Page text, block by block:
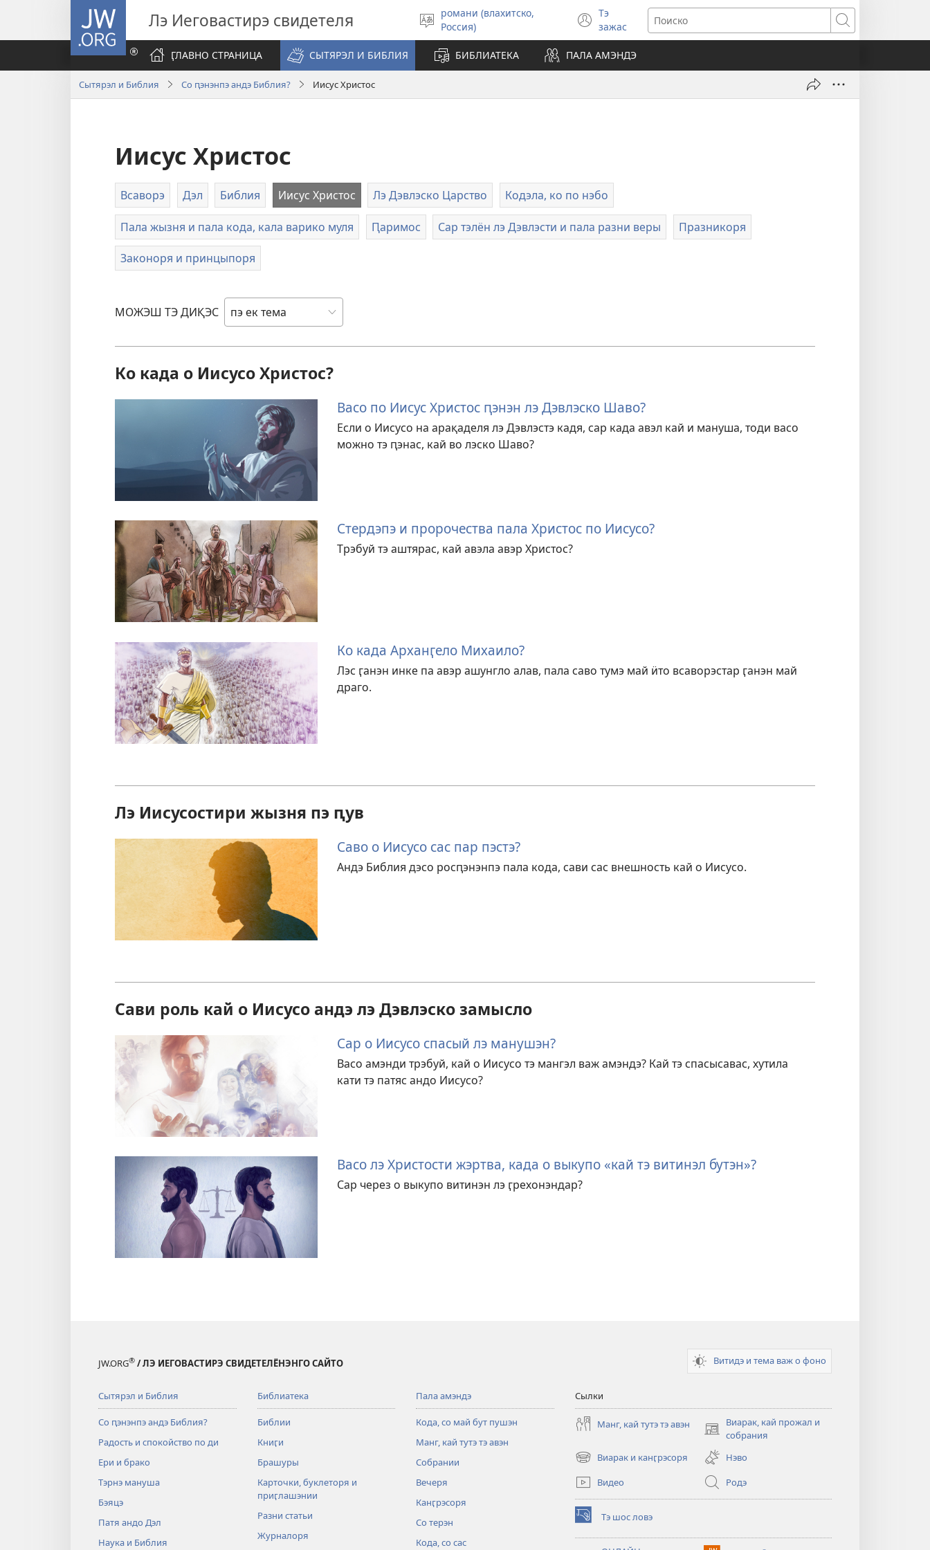
JW.ORG
Лэ Иеговастирэ свидетеля
и
шыб
романи (влахитско,
Россия)
Тэ
зажас
(открывается
в
новом
окне)
Поиско
ӶЛАВНО СТРАНИЦА СЫТЯРЭЛ И БИБЛИЯ БИБЛИАТЕКА ПАЛА АМЭНДЭ
Сытярэл и Библия Со ԥэнэнпэ андэ Библия? Иисус Христос
Иисус Христос
Всаворэ Дэл Библия Иисус Христос Лэ Дэвлэско Царство Кодэла, ко по нэбо
Пала жызня и пала кода, кала варико муля Ԥаримос Сар тэлён лэ Дэвлэсти и пала разни веры Празникоря
Законоря и принцыпоря
МОЖЭШ ТЭ ДИҚЭС
Ко када о Иисусо Христос?
Васо по Иисус Христос ԥэнэн лэ Дэвлэско Шаво?
Если о Иисусо на арақаделя лэ Дэвлэстэ кадя, сар када авэл кай и мануша, тоди васо
можно тэ ԥэнас, кай во лэско Шаво?
Стердэпэ и пророчества пала Христос по Иисусо?
Трэбуй тэ аштярас, кай авэла авэр Христос?
Ко када Арханӷело Михаило?
Лэс ӷанэн инке па авэр ашунгло алав, пала саво тумэ май ӥто всаворэстар ӷанэн май
драго.
Лэ Иисусостири жызня пэ ԥув
Саво о Иисусо сас пар пэстэ?
Андэ Библия дэсо росԥэнэнпэ пала кода, сави сас внешность кай о Иисусо.
Сави роль кай о Иисусо андэ лэ Дэвлэско замысло
Сар о Иисусо спасый лэ манушэн?
Васо амэнди трэбуй, кай о Иисусо тэ мангэл важ амэндэ? Кай тэ спасысавас, хутила
кати тэ патяс андо Иисусо?
Васо лэ Христости жэртва, када о выкупо «кай тэ витинэл бутэн»?
Сар через о выкупо витинэн лэ ӷрехонэндар?
JW.ORG® / ЛЭ ИЕГОВАСТИРЭ СВИДЕТЕЛЁНЭНГО САЙТО Витидэ и тема важ о фоно
Сытярэл и Библия
Со ԥэнэнпэ андэ Библия?
Радость и спокойство по ди
Ери и брако
Тэрнэ мануша
Бэяцэ
Патя андо Дэл
Наука и Библия
Библиатека
Библии
Книӷи
Брашуры
Карточки, буклеторя и
приӷлашэнии
Разни статьи
Журналоря
Пала амэндэ
Кода, со май бут пушэн
Манг, кай тутэ тэ авэн
Собрании
Вечеря
Канӷрэсоря
Со терэн
Кода, со сас
Сылки
Манг, кай тутэ тэ авэн
Виарак, кай прожал и
собрания
(открывается
новом
окне)
Виарак и канӷрэсоря
(открывается
в
новом
окне)
Нэво
Видео
Родэ
Тэ шос ловэ
(открывается
в